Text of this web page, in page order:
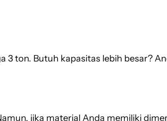
ton. Butuh kapasitas lebih besar?
jika material Anda memiliki